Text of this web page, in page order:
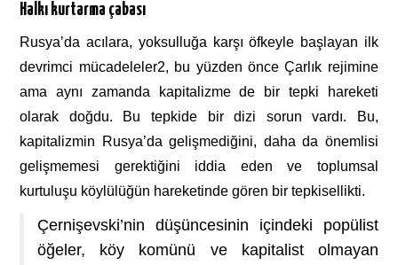
Halkı kurtarma çabası
Rusya’da acılara, yoksulluğa karşı öfkeyle başlayan ilk
devrimci mücadeleler2, bu yüzden önce Çarlık rejimine
ama aynı zamanda kapitalizme de bir tepki hareketi
olarak doğdu. Bu tepkide bir dizi sorun vardı. Bu,
kapitalizmin Rusya’da gelişmediğini, daha da önemlisi
gelişmemesi gerektiğini iddia eden ve toplumsal
kurtuluşu köylülüğün hareketinde gören bir tepkisellikti.
Çernişevski’nin düşüncesinin içindeki popülist
öğeler, köy komünü ve kapitalist olmayan